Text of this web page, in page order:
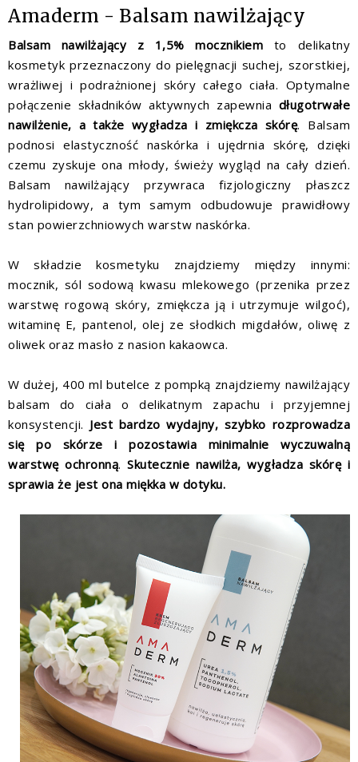
Amaderm - Balsam nawilżający
Balsam nawilżający z 1,5% mocznikiem to delikatny
kosmetyk przeznaczony do pielęgnacji suchej, szorstkiej,
wrażliwej i podrażnionej skóry całego ciała. Optymalne
połączenie składników aktywnych zapewnia długotrwałe
nawilżenie, a także wygładza i zmiękcza skórę. Balsam
podnosi elastyczność naskórka i ujędrnia skórę, dzięki
czemu zyskuje ona młody, świeży wygląd na cały dzień.
Balsam nawilżający przywraca fizjologiczny płaszcz
hydrolipidowy, a tym samym odbudowuje prawidłowy
stan powierzchniowych warstw naskórka.
W składzie kosmetyku znajdziemy między innymi:
mocznik, sól sodową kwasu mlekowego (przenika przez
warstwę rogową skóry, zmiękcza ją i utrzymuje wilgoć),
witaminę E, pantenol, olej ze słodkich migdałów, oliwę z
oliwek oraz masło z nasion kakaowca.
W dużej, 400 ml butelce z pompką znajdziemy nawilżający
balsam do ciała o delikatnym zapachu i przyjemnej
konsystencji. Jest bardzo wydajny, szybko rozprowadza
się po skórze i pozostawia minimalnie wyczuwalną
warstwę ochronną. Skutecznie nawilża, wygładza skórę i
sprawia że jest ona miękka w dotyku.